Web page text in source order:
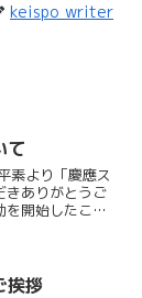
keispo_writer
て
素より「慶應ス
きありがとうご
を開始したこと
挨拶